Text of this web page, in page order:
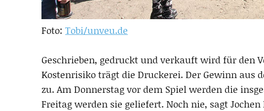
Foto: Tobi/unveu.de
Geschrieben, gedruckt und verkauft wird für den
Kostenrisiko trägt die Druckerei. Der Gewinn aus
zu. Am Donnerstag vor dem Spiel werden die
Freitag werden sie geliefert. Noch nie, sagt